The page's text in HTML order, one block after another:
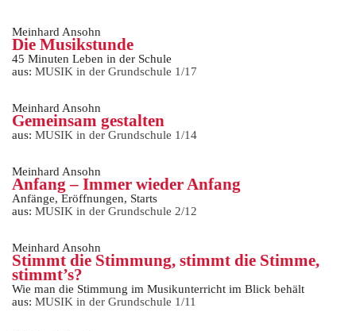
Meinhard Ansohn
Die Musikstunde
45 Minuten Leben in der Schule
aus: MUSIK in der Grundschule 1/17
Meinhard Ansohn
Gemeinsam gestalten
aus: MUSIK in der Grundschule 1/14
Meinhard Ansohn
Anfang – Immer wieder Anfang
Anfänge, Eröffnungen, Starts
aus: MUSIK in der Grundschule 2/12
Meinhard Ansohn
Stimmt die Stimmung, stimmt die Stimme,
stimmt’s?
Wie man die Stimmung im Musikunterricht im Blick behält
aus: MUSIK in der Grundschule 1/11